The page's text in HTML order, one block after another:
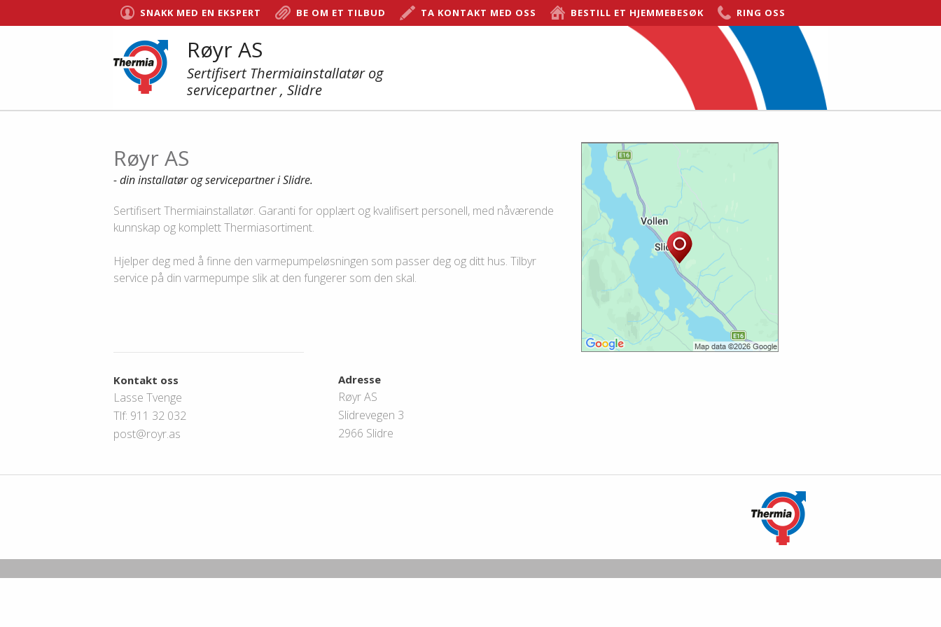
SNAKK MED EN EKSPERT BE OM ET TILBUD TA KONTAKT MED OSS BESTILL ET HJEMMEBESØK RING OSS
Røyr AS
Sertifisert Thermiainstallatør og
servicepartner , Slidre
Røyr AS
- din installatør og servicepartner i Slidre.
Sertifisert Thermiainstallatør. Garanti for opplært og kvalifisert personell, med nåværende
kunnskap og komplett Thermiasortiment.
Hjelper deg med å finne den varmepumpeløsningen som passer deg og ditt hus. Tilbyr
service på din varmepumpe slik at den fungerer som den skal.
Kontakt oss
Lasse Tvenge
Tlf: 911 32 032
post@royr.as
Adresse
Røyr AS
Slidrevegen 3
2966 Slidre